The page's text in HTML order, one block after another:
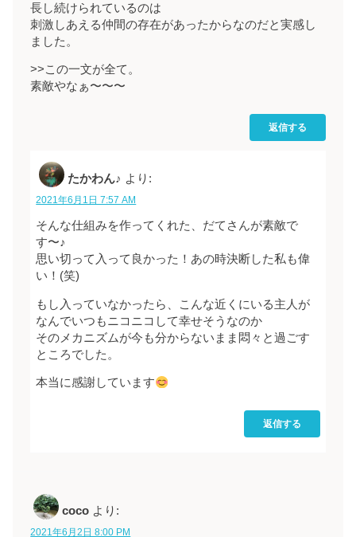
長し続けられているのは
刺激しあえる仲間の存在があったからなのだと実感し
ました。
>>この一文が全て。
素敵やなぁ〜〜〜
返信する
たかわん♪ より:
2021年6月1日 7:57 AM
そんな仕組みを作ってくれた、だてさんが素敵で
す〜♪
思い切って入って良かった！あの時決断した私も偉
い！(笑)
もし入っていなかったら、こんな近くにいる主人が
なんでいつもニコニコして幸せそうなのか
そのメカニズムが今も分からないまま悶々と過ごす
ところでした。
本当に感謝しています
返信する
coco より:
2021年6月2日 8:00 PM